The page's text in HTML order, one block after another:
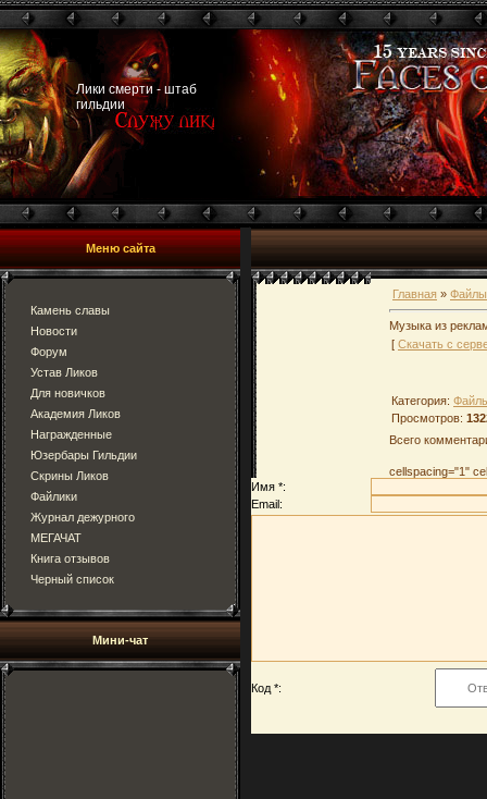
Лики смерти - штаб
гильдии
Меню сайта
Камень славы
Новости
Форум
Устав Ликов
Для новичков
Академия Ликов
Награжденные
Юзербары Гильдии
Скрины Ликов
Файлики
Журнал дежурного
МЕГАЧАТ
Книга отзывов
Черный список
Мини-чат
Главная » Файлы
Музыка из
[ Скачать с
Категория:
Просмотров:
Всего
cellspacing="1"
Имя *:
Email:
Код *: